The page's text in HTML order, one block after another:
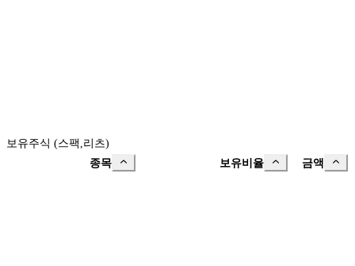
보유주식 (스팩,리츠)
종목
보유비율 금액